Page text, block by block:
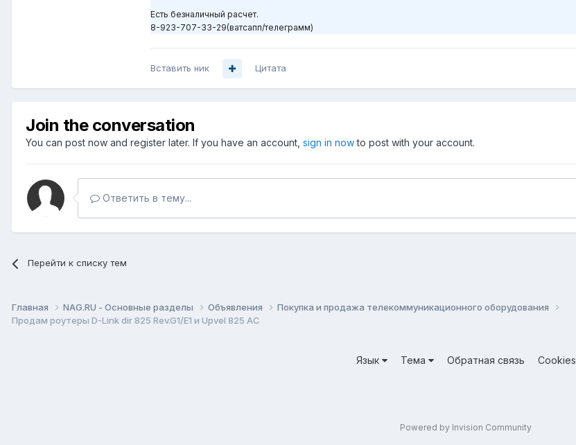
Есть безналичный расчет.
8-923-707-33-29(ватсапп/телеграмм)
Вставить ник Цитата
Join the conversation
You can post now and register later. If you have an account, sign in nowto post with your account.
Ответить в тему...
Перейти к списку тем
Главная NAG.RU - Основные разделы Объявления
Покупка и продажа телекоммуникационного оборудования
Продам роутеры D-Link dir 825 Rev.G1/Е1 и Upvel 825 AC
Язык Тема Обратная связь
Cookies
Powered by Invision Community